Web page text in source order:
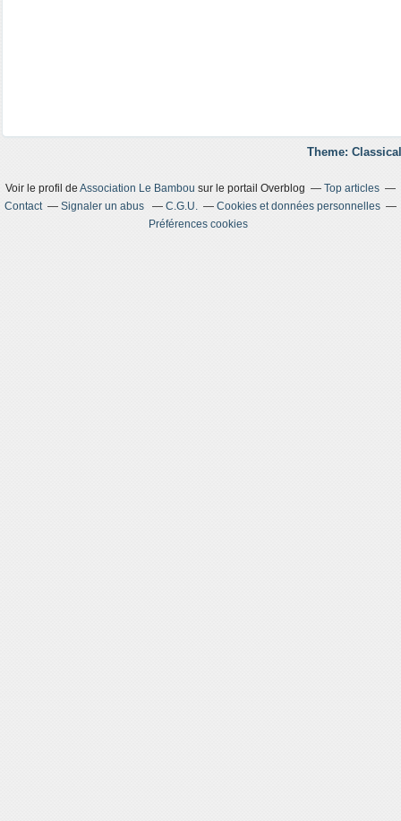
Theme:
Voir le profil de Association Le Bambou sur le portail Overblog
Top articles
Contact
Signaler un abus C.G.U.
Cookies et données personnelles
Préférences cookies